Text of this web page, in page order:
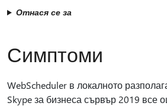
Отнася се за
Симптоми
WebScheduler в локалното
Skype за бизнеса сървър 2019 все